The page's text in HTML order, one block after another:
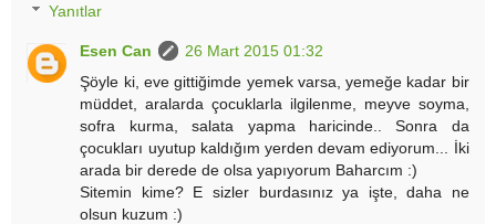
Yanıtlar
Esen Can
26 Mart 2015 01:32
Şöyle ki, eve gittiğimde yemek varsa, yemeğe kadar bir
müddet, aralarda çocuklarla ilgilenme, meyve soyma,
sofra kurma, salata yapma haricinde.. Sonra da
çocukları uyutup kaldığım yerden devam ediyorum... İki
arada bir derede de olsa yapıyorum Baharcım :)
Sitemin kime? E sizler burdasınız ya işte, daha ne
olsun kuzum :)